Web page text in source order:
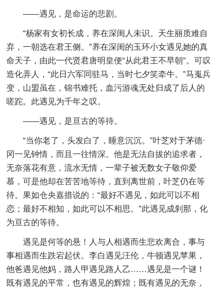
——遇见，是命运的悲剧。
“杨家有女初长成，养在深闺人未识。天生丽质难自
弃，一朝选在君王侧。”养在深闺的玉环小女遇见她的真
命天子，由此一代贤君唐明皇便“从此君王不早朝”。可叹
造化弄人，“此日六军同驻马，当时七夕笑牵牛。”马嵬兵
变，山盟虽在，锦书难托，血污游魂无处归成了后人的
嗟跎。此遇见为千年之叹。
——遇见，是亘古的等待。
“当你老了，头发白了，睡意沉沉。”叶芝对于茅德·
冈一见钟情，而且一往情深。他是无法自拔的追求者，
无奈落花有意，流水无情，一辈子被无数女子敬仰爱
慕，可是他却在苦苦地等待，直到离世前，叶芝仍在等
待。果如仓央嘉措说的：“最好不遇见，如此可以不相
恋；最好不相知，如此可以不相思。”此遇见成刹那，化
为亘古的等待。
遇见是何等的悬！人与人相遇而生悲欢离合，事与
事相遇而生跌宕起伏。李白遇见汪伦，牛顿遇见苹果，
他爸遇见他妈，路人甲遇见路人乙……遇见是一个谜！
既有遇见的平常，也有遇见的辉煌；既有遇见的无奈，